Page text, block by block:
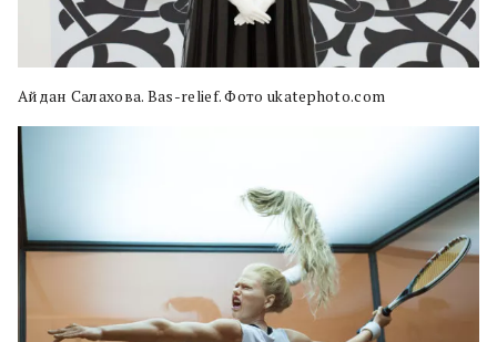
Айдан Салахова. Bas-relief. Фото ukatephoto.com